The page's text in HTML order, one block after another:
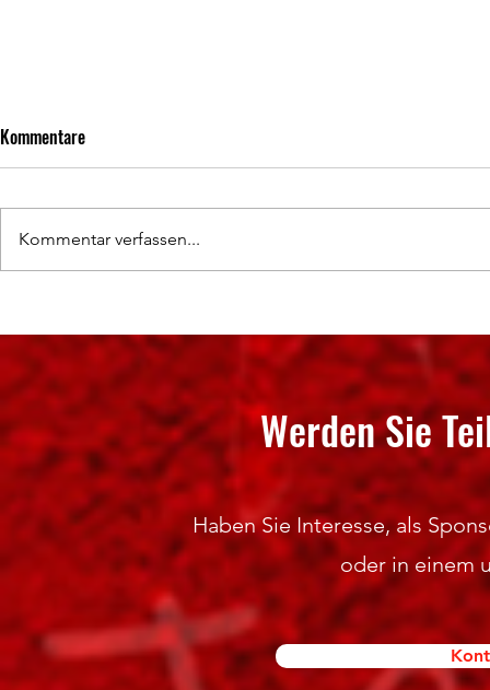
spannende Titelentscheidungen
SV Neudorf
Kommentare
Kommentar verfassen...
Werden Sie
Haben Sie Interesse, als
oder in einem